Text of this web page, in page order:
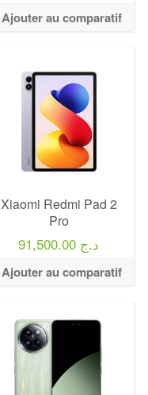
Ajouter au comparatif
Xiaomi Redmi Pad 2
Pro
91,500.00 د.ج
Ajouter au comparatif